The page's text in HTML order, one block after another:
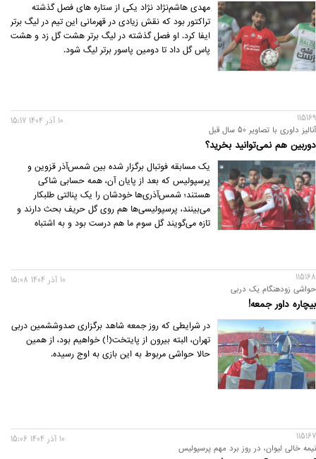
مهدی هاشم‌نژاد نژاد یکی از ستاره های فصل گذشته
تراکتور بود که نقش زیادی در قهرمانی این تیم در لیگ برتر
ایفا کرد. او فصل گذشته در لیگ برتر هشت گل زد و هشت
پاس گل داد تا دومین پاسور برتر لیگ شود.
115169
آنالیز داوری با تصاویر 50 سال قبل
دوربین هم نمی‌توانید بخرید؟
10 آذر 1404 15:17
یک مسابقه فوتبال برگزار شده بین شمس‌آذر قزوین و
پرسپولیس که بعد از پایان آن، همه حسابی شاکی
هستند؛ شمس‌آذری‌ها خودشان را یک پنالتی طلبکار
می‌بینند، پرسپولیسی‌ها هم روی گل حریف بحث دارند و
تازه می‌گویند گل سوم ما هم درست بود و به اشتباه
115168
حواشی زودهنگام یک دربی
بیچاره داور جمعه!
10 آذر 1404 15:08
در شرایطی که روز جمعه شاهد برگزاری صدوششمین دربی
تهران، البته بیرون از پایتخت(!) خواهیم بود، از همین
حالا حواشی مربوط به این بازی به اوج رسیده.
115167
نیمه خالی لیوان، در روز برد مهم پرسپولیس
10 آذر 1404 15:06